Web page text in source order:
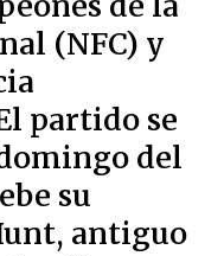
(NFC) y
partido se
del
su
, antiguo